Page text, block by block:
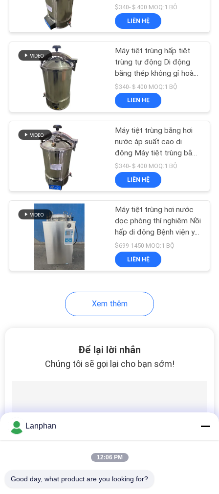
TRANG
WEB
CHÍNH
MẬT
y tế 18L Tự động di
động
$340-＄400 MOQ:1 BỘ
LIÊN HỆ
Máy tiệt trùng hấp tiệt
trùng tự động Di động
bằng thép không gỉ hoàn
toàn bằng điện Hiển thị
kỹ thuật số điện
$340-＄400 MOQ:1 BỘ
LIÊN HỆ
Máy tiệt trùng bằng hơi
nước áp suất cao di
động Máy tiệt trùng bằng
hơi nước
$340-＄400 MOQ:1 BỘ
LIÊN HỆ
Máy tiệt trùng hơi nước
dọc phòng thí nghiệm Nồi
hấp di động Bệnh viện y
tế
$699-1450 MOQ:1 BỘ
LIÊN HỆ
Xem thêm
Để lại lời nhắn
Chúng tôi sẽ gọi lại cho bạn sớm!
Lanphan
12:06 PM
Good day, what product are you looking for?